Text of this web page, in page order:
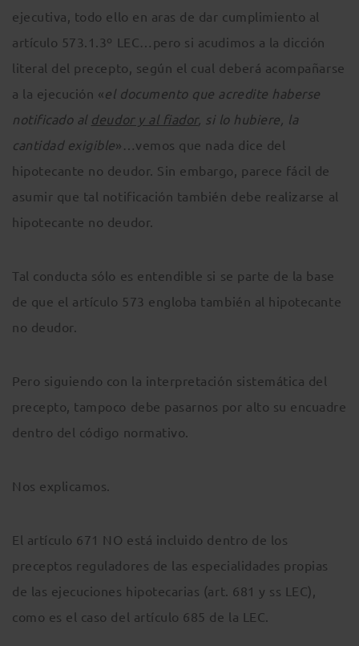
ejecutiva, todo ello en aras de dar cumplimiento al
artículo 573.1.3º LEC…pero si acudimos a la dicción
literal del precepto, según el cual deberá acompañarse
a la ejecución «el documento que acredite haberse
notificado al deudor y al fiador, si lo hubiere, la
cantidad exigible»…vemos que nada dice del
hipotecante no deudor. Sin embargo, parece fácil de
asumir que tal notificación también debe realizarse al
hipotecante no deudor.
Tal conducta sólo es entendible si se parte de la base
de que el artículo 573 engloba también al hipotecante
no deudor.
Pero siguiendo con la interpretación sistemática del
precepto, tampoco debe pasarnos por alto su encuadre
dentro del código normativo.
Nos explicamos.
El artículo 671 NO está incluido dentro de los
preceptos reguladores de las especialidades propias
de las ejecuciones hipotecarias (art. 681 y ss LEC),
como es el caso del artículo 685 de la LEC.